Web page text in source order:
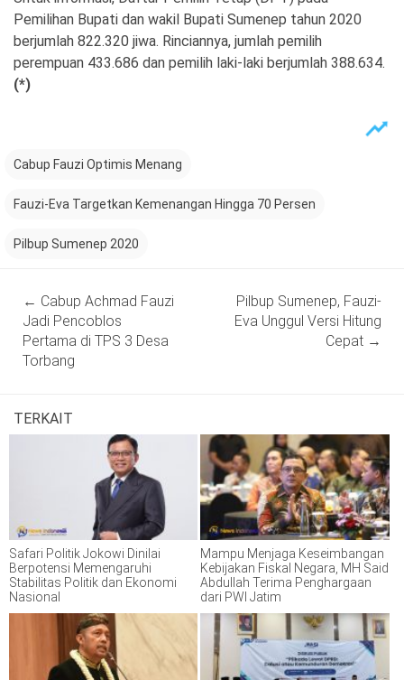
Pemilihan Bupati dan wakil Bupati Sumenep tahun 2020
berjumlah 822.320 jiwa. Rinciannya, jumlah pemilih
perempuan 433.686 dan pemilih laki-laki berjumlah 388.634.
(*)
Cabup Fauzi Optimis Menang
Fauzi-Eva Targetkan Kemenangan Hingga 70 Persen
Pilbup Sumenep 2020
navigation
← Cabup Achmad Fauzi
Jadi Pencoblos
Pertama di TPS 3 Desa
Torbang
Pilbup Sumenep, Fauzi-
Eva Unggul Versi Hitung
Cepat →
TERKAIT
Safari Politik Jokowi Dinilai
Berpotensi Memengaruhi
Stabilitas Politik dan Ekonomi
Nasional
Mampu Menjaga Keseimbangan
Kebijakan Fiskal Negara, MH Said
Abdullah Terima Penghargaan
dari PWI Jatim